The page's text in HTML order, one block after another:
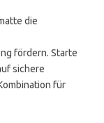
die
fördern. Starte
sichere
für